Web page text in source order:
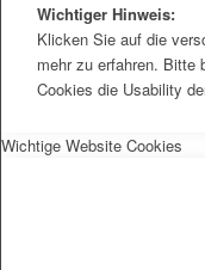
Wichtiger Hinweis:
Klicken Sie auf die
mehr zu erfahren. Bitte
Cookies die Usability
Wichtige Website Cookies